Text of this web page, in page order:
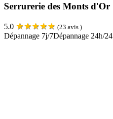
Serrurerie des Monts d'Or
5.0 ★★★★★ (23 avis )
Dépannage 7j/7Dépannage 24h/24